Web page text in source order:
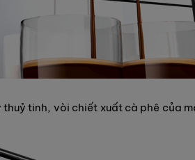
tinh, vòi chiết xuất cà phê của